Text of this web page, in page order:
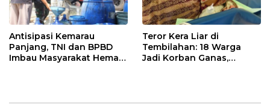
Antisipasi Kemarau
Panjang, TNI dan BPBD
Imbau Masyarakat Hemat
Teror Kera Liar di
Tembilahan: 18 Warga
Jadi Korban Ganas,